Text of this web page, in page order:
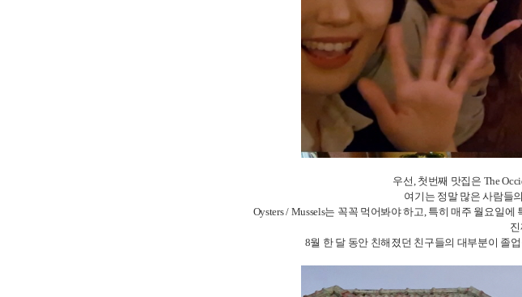
우선, 첫번째 맛집은 The
여기는 정말 많은 사람들
Oysters / Mussels는 꼭꼭 먹어봐야 하고, 특히 매주 월요일
진
8월 한 달 동안 친해졌던 친구들의 대부분이 졸